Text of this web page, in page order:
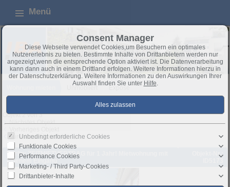
Menü
Objekt 2 von 3
Nächstes Objekt
Zurück zur Übersicht
Berlin: ZEITMIETVERTRAG für 1 Jahr! Mietwohnung mit
eigenem Eingang
Objekt-Nr.:
Consent Manager
Diese Webseite verwendet Cookies,um Besuchern ein optimales
Nutzererlebnis zu bieten. Bestimmte Inhalte von Drittanbietern werden nur
angezeigt,wenn die entsprechende Option aktiviert ist. Die Datenverarbeitung
kann dann auch in einem Drittland erfolgen. Weitere Informationen hierzu in
der Datenschutzerklärung. Weitere Informationen zu den Auswirkungen Ihrer
Auswahl finden Sie unter Hilfe.
Unbedingt erforderliche Cookies
Funktionale Cookies
Performance Cookies
Marketing- / Third Party-Cookies
Drittanbieter-Inhalte